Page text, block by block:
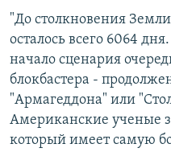
"До столкновения
осталось всего 6064
начало сценария
блокбастера -
"Армагеддона" или
Американские ученые
который имеет самую